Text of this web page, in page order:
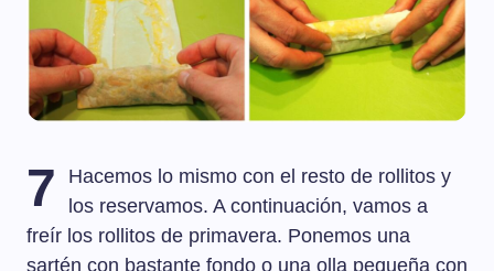
7
Hacemos lo mismo con el resto de rollitos y
los reservamos. A continuación, vamos a
freír los rollitos de primavera. Ponemos una
sartén con bastante fondo o una olla pequeña con